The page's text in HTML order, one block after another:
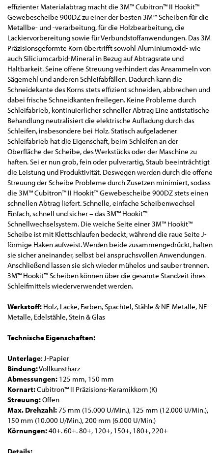
effizienter Materialabtrag macht die 3M™ Cubitron™ II Hookit™
Gewebescheibe 900DZ zu einer der besten 3M™ Scheiben für die
Metallbe- und -verarbeitung, für die Holzbearbeitung, die
Lackiervorbereitung sowie für Verbundstoffanwendungen. Das 3M
Präzisionsgeformte Korn übertrifft sowohl Aluminiumoxid- wie
auch Siliciumcarbid-Mineral in Bezug auf Abtragsrate und
Haltbarkeit. Seine offene Streuung verhindert das Ansammeln von
Sägemehl und anderen Schleifabfällen. Dadurch kann die
Schneidekante des Korns stets effizient schneiden, abbrechen und
dabei frische Schneidkanten freilegen. Keine Probleme durch
Schleifabrieb, kontinuierlicher schneller Abtrag Eine antistatische
Behandlung neutralisiert die elektrische Aufladung durch das
Schleifen, insbesondere bei Holz. Statisch aufgeladener
Schleifabrieb hat die Eigenschaft, beim Schleifen an der
Oberfläche der Scheibe, des Werkstücks oder der Maschine zu
haften. Sei er nun grob, fein oder pulverartig, Staub beeinträchtigt
die Leistung und Produktivität. Deswegen werden durch die offene
Streuung der Scheibe Probleme durch Zusetzen minimiert, sodass
die 3M™ Cubitron™ II Hookit™ Gewebescheibe 900DZ stets einen
schnellen Abtrag liefert. Schnelle, einfache Scheibenwechsel
Einfach, schnell und sicher – das 3M™ Hookit™
Schnellwechselsystem. Die weiche Seite einer 3M™ Hookit™
Scheibe ist mit Klettschlaufen bedeckt, während die raue Seite J-
förmige Haken aufweist. Werden beide zusammengedrückt, haften
sie sicher aneinander, selbst bei anspruchsvollen Anwendungen.
Anschließend lassen sie sich wieder mühelos und sauber trennen.
3M™ Hookit™ Scheiben können über die gesamte Standzeit ihres
Schleifmittels wiederverwendet werden.
Werkstoff: Holz, Lacke, Farben, Spachtel, Stähle & NE-Metalle, NE-
Metalle, Edelstähle, Stein & Glas
Technische Eigenschaften:
Unterlage: J-Papier
Bindung:Vollkunstharz
Abmessungen: 125 mm, 150 mm
Kornart:Cubitron™ II Präzisions-Keramikkorn (K)
Streuung:Offen
Max. Drehzahl:75 mm (15.000 U/Min.), 125 mm (12.000 U/Min.),
150 mm (10.000 U/Min.), 200 mm (6.000 U/Min.)
Körnungen:40+. 60+. 80+, 120+, 150+, 180+, 220+
Details: